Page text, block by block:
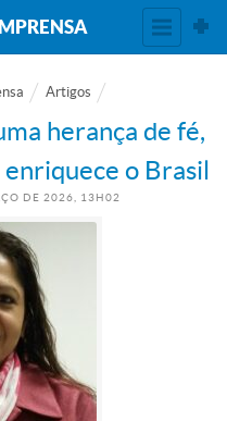
Artigos
herança de fé,
o Brasil
DE 2026, 13H02